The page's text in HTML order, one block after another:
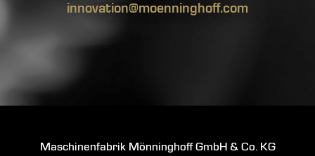
innovation@moenninghoff.com
Maschinenfabrik Mönninghoff GmbH & Co. KG